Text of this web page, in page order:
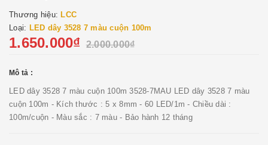
Thương hiệu: LCC
Loại: LED dây 3528 7 màu cuộn 100m
1.650.000₫ 2.000.000₫
Mô tả :
LED dây 3528 7 màu cuộn 100m 3528-7MAU LED dây 3528 7 màu
cuộn 100m - Kích thước : 5 x 8mm - 60 LED/1m - Chiều dài :
100m/cuộn - Màu sắc : 7 màu - Bảo hành 12 tháng